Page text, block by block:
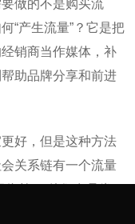
做的不是购买流
“产生流量”？它是把
销商当作媒体，补
助品牌分享和前进
好，但是这种方法
关系链有一个流量
赖”。他们在品尝了
来进行高成本投